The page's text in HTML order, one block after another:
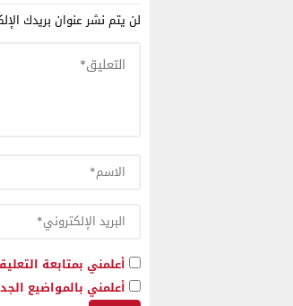
لن يتم نشر عنوان بريدك
أعلمني بمتابعة
أعلمني بالمواضيع